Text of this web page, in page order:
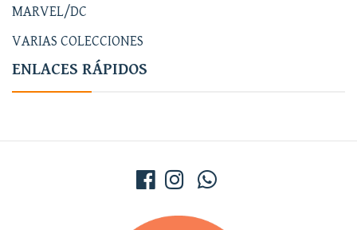
MARVEL/DC
VARIAS COLECCIONES
ENLACES RÁPIDOS